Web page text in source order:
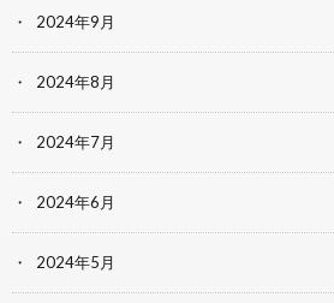
2024年9月
2024年8月
2024年7月
2024年6月
2024年5月